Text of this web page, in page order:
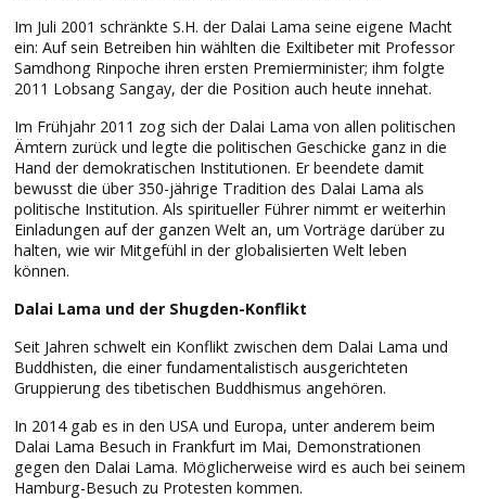
Im Juli 2001 schränkte S.H. der Dalai Lama seine eigene Macht
ein: Auf sein Betreiben hin wählten die Exiltibeter mit Professor
Samdhong Rinpoche ihren ersten Premierminister; ihm folgte
2011 Lobsang Sangay, der die Position auch heute innehat.
Im Frühjahr 2011 zog sich der Dalai Lama von allen politischen
Ämtern zurück und legte die politischen Geschicke ganz in die
Hand der demokratischen Institutionen. Er beendete damit
bewusst die über 350-jährige Tradition des Dalai Lama als
politische Institution. Als spiritueller Führer nimmt er weiterhin
Einladungen auf der ganzen Welt an, um Vorträge darüber zu
halten, wie wir Mitgefühl in der globalisierten Welt leben
können.
Dalai Lama und der Shugden-Konflikt
Seit Jahren schwelt ein Konflikt zwischen dem Dalai Lama und
Buddhisten, die einer fundamentalistisch ausgerichteten
Gruppierung des tibetischen Buddhismus angehören.
In 2014 gab es in den USA und Europa, unter anderem beim
Dalai Lama Besuch in Frankfurt im Mai, Demonstrationen
gegen den Dalai Lama. Möglicherweise wird es auch bei seinem
Hamburg-Besuch zu Protesten kommen.